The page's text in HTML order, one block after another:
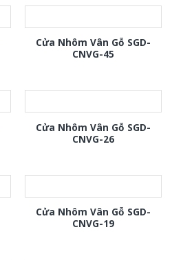
Cửa Nhôm Vân Gỗ SGD-
CNVG-45
Cửa Nhôm Vân Gỗ SGD-
CNVG-26
Cửa Nhôm Vân Gỗ SGD-
CNVG-19